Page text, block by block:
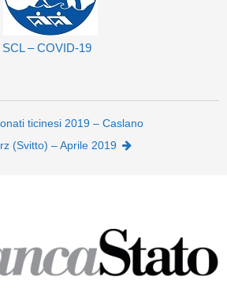
– COVID-19
ticinesi 2019 – Caslano
(Svitto) – Aprile 2019